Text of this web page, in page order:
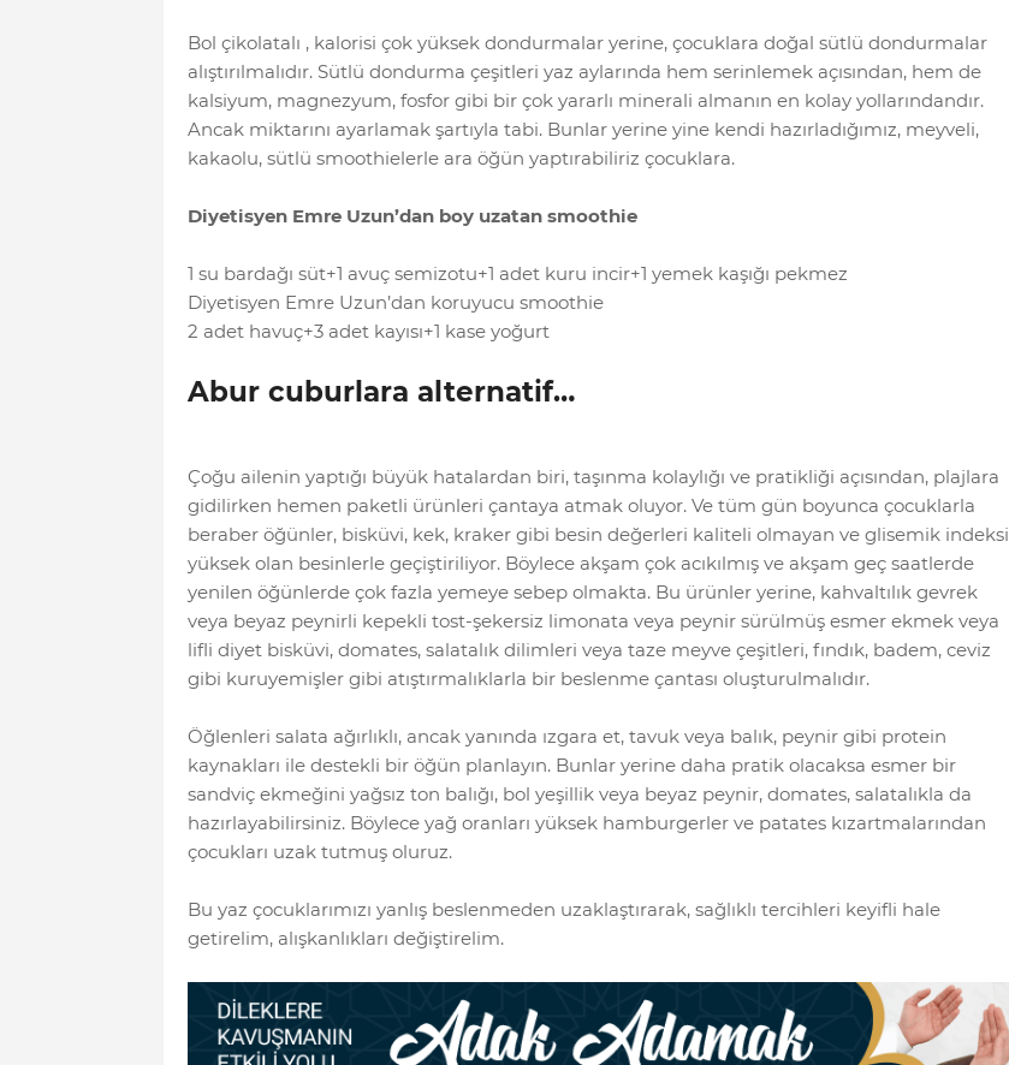
Bol çikolatalı , kalorisi çok yüksek dondurmalar yerine, çocuklara doğal sütlü dondurmalar
alıştırılmalıdır. Sütlü dondurma çeşitleri yaz aylarında hem serinlemek açısından, hem de
kalsiyum, magnezyum, fosfor gibi bir çok yararlı minerali almanın en kolay yollarındandır.
Ancak miktarını ayarlamak şartıyla tabi. Bunlar yerine yine kendi hazırladığımız, meyveli,
kakaolu, sütlü smoothielerle ara öğün yaptırabiliriz çocuklara.
Diyetisyen Emre Uzun’dan boy uzatan smoothie
1 su bardağı süt+1 avuç semizotu+1 adet kuru incir+1 yemek kaşığı pekmez
Diyetisyen Emre Uzun’dan koruyucu smoothie
2 adet havuç+3 adet kayısı+1 kase yoğurt
Abur cuburlara alternatif…
Çoğu ailenin yaptığı büyük hatalardan biri, taşınma kolaylığı ve pratikliği açısından, plajlara
gidilirken hemen paketli ürünleri çantaya atmak oluyor. Ve tüm gün boyunca çocuklarla
beraber öğünler, bisküvi, kek, kraker gibi besin değerleri kaliteli olmayan ve glisemik indeksi
yüksek olan besinlerle geçiştiriliyor. Böylece akşam çok acıkılmış ve akşam geç saatlerde
yenilen öğünlerde çok fazla yemeye sebep olmakta. Bu ürünler yerine, kahvaltılık gevrek
veya beyaz peynirli kepekli tost-şekersiz limonata veya peynir sürülmüş esmer ekmek veya
lifli diyet bisküvi, domates, salatalık dilimleri veya taze meyve çeşitleri, fındık, badem, ceviz
gibi kuruyemişler gibi atıştırmalıklarla bir beslenme çantası oluşturulmalıdır.
Öğlenleri salata ağırlıklı, ancak yanında ızgara et, tavuk veya balık, peynir gibi protein
kaynakları ile destekli bir öğün planlayın. Bunlar yerine daha pratik olacaksa esmer bir
sandviç ekmeğini yağsız ton balığı, bol yeşillik veya beyaz peynir, domates, salatalıkla da
hazırlayabilirsiniz. Böylece yağ oranları yüksek hamburgerler ve patates kızartmalarından
çocukları uzak tutmuş oluruz.
Bu yaz çocuklarımızı yanlış beslenmeden uzaklaştırarak, sağlıklı tercihleri keyifli hale
getirelim, alışkanlıkları değiştirelim.